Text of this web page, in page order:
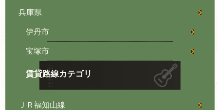
兵庫県
伊丹市
宝塚市
賃貸路線カテゴリ
ＪＲ福知山線